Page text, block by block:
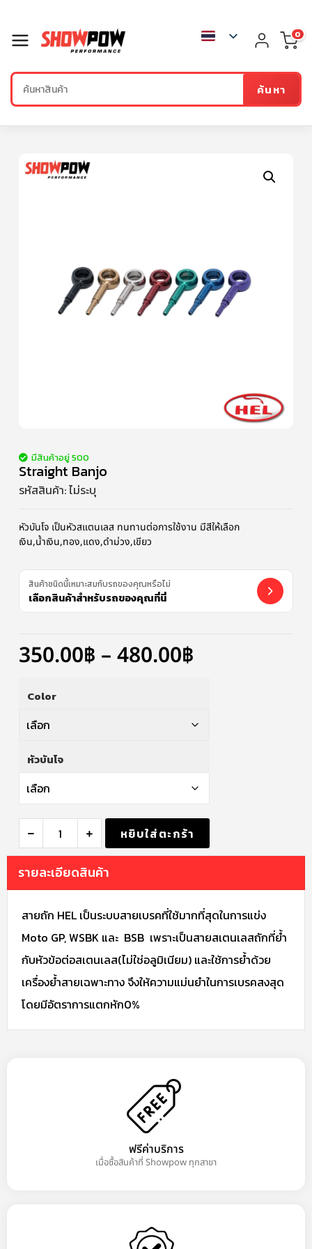
ค้นหา
0
มีสินค้าอยู่ 500
Straight Banjo
รหัสสินค้า:ไม่ระบุ
หัวบันโจ เป็นหัวสแตนเลส ทนทานต่อการใช้งาน มีสีให้เลือก
เงิน,น้ำเงิน,ทอง,แดง,ดำม่วง,เขียว
สินค้าชนิดนี้เหมาะสมกับรถของคุณหรือไม่
เลือกสินค้าสำหรับรถของคุณที่นี่
350.00฿ –480.00฿
Color
หัวบันโจ
หยิบใส่ตะกร้า
รายละเอียดสินค้า
สายถัก HEL เป็นระบบสายเบรคที่ใช้มากที่สุดในการแข่ง
Moto GP, WSBK และ BSB เพราะเป็นสายสเตนเลสถักที่ย้ำ
กับหัวข้อต่อสเตนเลส(ไม่ใช่อลูมิเนียม) และใช้การย้ำด้วย
เครื่องย้ำสายเฉพาะทาง จึงให้ความแม่นยำในการเบรคสงสุด
โดยมีอัตราการแตกหัก0%
ฟรีค่าบริการ
เมื่อซื้อสินค้าที่ Showpow ทุกสาขา